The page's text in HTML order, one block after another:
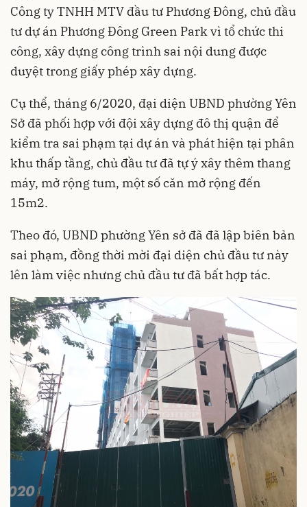
Công ty TNHH MTV đầu tư Phương Đông, chủ đầu
tư dự án Phương Đông Green Park vì tổ chức thi
công, xây dựng công trình sai nội dung được
duyệt trong giấy phép xây dựng.
Cụ thể, tháng 6/2020, đại diện UBND phường Yên
Sở đã phối hợp với đội xây dựng đô thị quận để
kiểm tra sai phạm tại dự án và phát hiện tại phân
khu thấp tầng, chủ đầu tư đã tự ý xây thêm thang
máy, mở rộng tum, một số căn mở rộng đến
15m2.
Theo đó, UBND phường Yên sở đã đã lập biên bản
sai phạm, đồng thời mời đại diện chủ đầu tư này
lên làm việc nhưng chủ đầu tư đã bất hợp tác.